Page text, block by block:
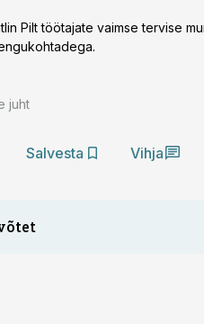
Pilt töötajate vaimse tervise
juht
Salvesta Vihja